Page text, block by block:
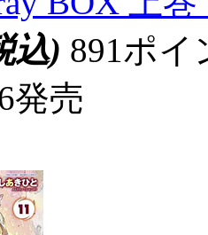
込) 891ポ
発売